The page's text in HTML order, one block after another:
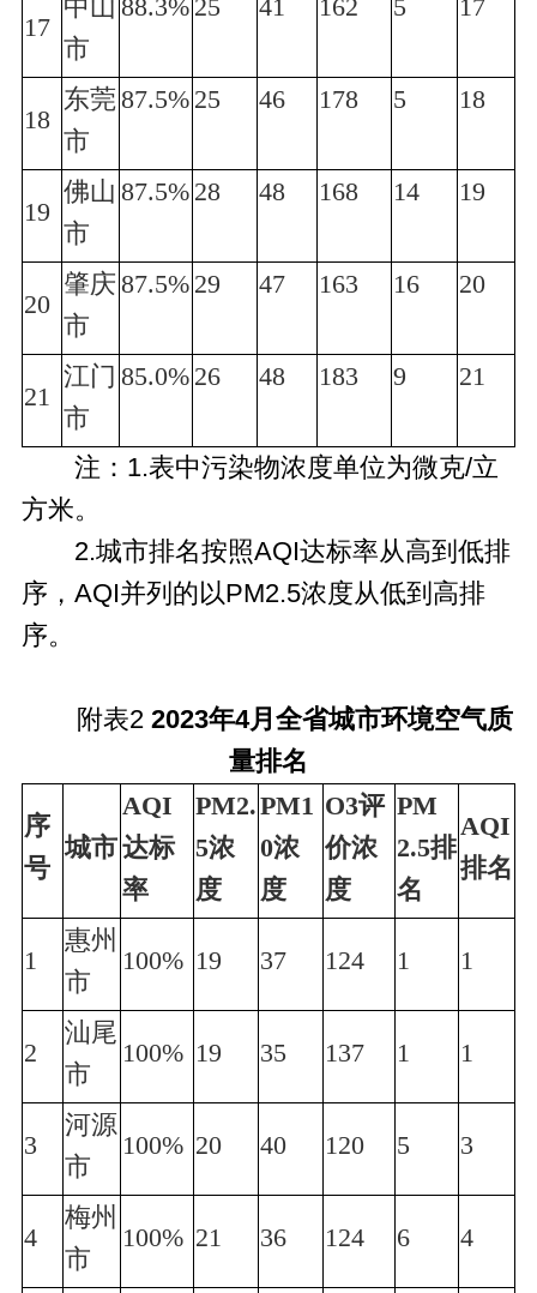
17
中山
市
88.3% 25 41 162 5 17
18
东莞
市
87.5% 25 46 178 5 18
19
佛山
市
87.5% 28 48 168 14 19
20
肇庆
市
87.5% 29 47 163 16 20
21
江门
市
85.0% 26 48 183 9 21
注：1.表中污染物浓度单位为微克/立
方米。
2.城市排名按照AQI达标率从高到低排
序，AQI并列的以PM2.5浓度从低到高排
序。
附表2 2023年4月全省城市环境空气质
量排名
序
号
城市
AQI
达标
率
PM2.
5浓
度
PM1
0浓
度
O3评
价浓
度
PM
2.5排
名
AQI
排名
1
惠州
市
100% 19 37 124 1 1
2
汕尾
市
100% 19 35 137 1 1
3
河源
市
100% 20 40 120 5 3
4
梅州
市
100% 21 36 124 6 4